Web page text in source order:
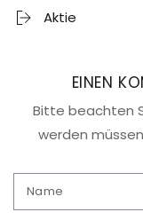
Aktie
EINEN
Bitte beachten
werden
Name